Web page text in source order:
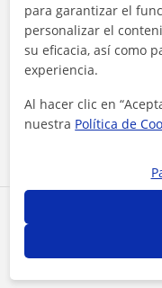
Comparte a este
Al hacer clic, aceptas
para garantizar el
personalizar el
su eficacia, así como
experiencia.
Al hacer clic en
nuestra Política de